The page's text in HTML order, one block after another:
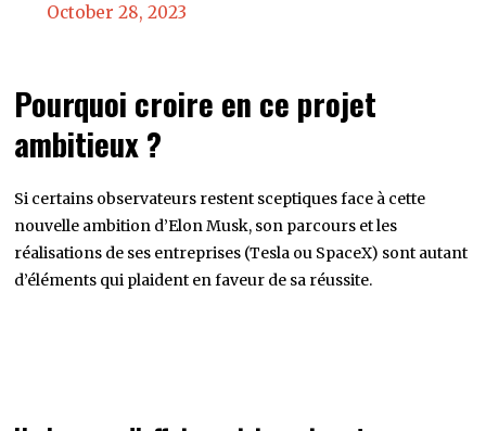
October 28, 2023
Pourquoi croire en ce projet
ambitieux ?
Si certains observateurs restent sceptiques face à cette
nouvelle ambition d’Elon Musk, son parcours et les
réalisations de ses entreprises (Tesla ou SpaceX) sont autant
d’éléments qui plaident en faveur de sa réussite.